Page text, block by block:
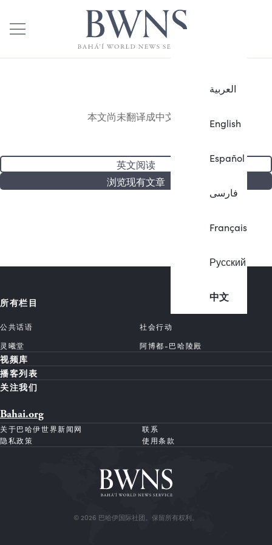
العربية
English
Español
فارسی
Français
Русский
中文
本文尚未翻译成中文。
英文阅读
浏览现有文章
所有栏目
公共话语
社会行动
灵曦堂
阿博都-巴哈陵殿
视频库
播客列表
关注我们
Bahai.org
关于巴哈伊世界新闻网
联系
隐私政策
使用条款
© 2026 巴哈伊国际社团。保留所有权利。